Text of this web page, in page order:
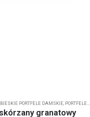
PORTFELE DAMSKIE PORTFELE DAMSKIE MONEY MAKER
granatowy